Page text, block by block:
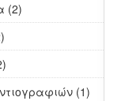
(2)
(1)